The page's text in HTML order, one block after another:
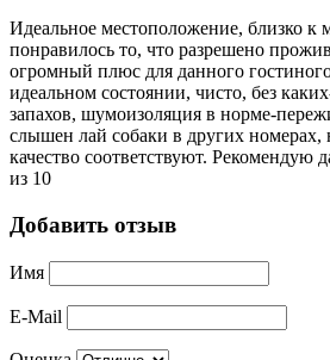
Идеальное местоположение, близко к
понравилось то, что разрешено
огромный плюс для данного
идеальном состоянии, чисто, без
запахов, шумоизоляция в норме-
слышен лай собаки в других
качество соответствуют. Рекомендую
из 10
Добавить отзыв
Имя
E-Mail